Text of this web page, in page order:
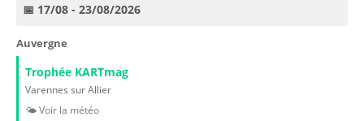
📅 17/08 - 23/08/2026
Auvergne
Trophée KARTmag
Varennes sur Allier
🌤️ Voir la météo